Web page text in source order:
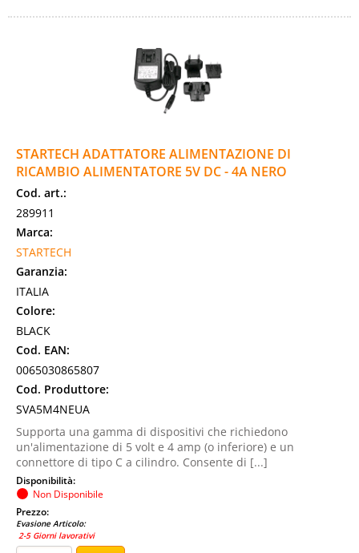
STARTECH ADATTATORE ALIMENTAZIONE DI
RICAMBIO ALIMENTATORE 5V DC - 4A NERO
Cod. art.:
289911
Marca:
STARTECH
Garanzia:
ITALIA
Colore:
BLACK
Cod. EAN:
0065030865807
Cod. Produttore:
SVA5M4NEUA
Supporta una gamma di dispositivi che richiedono
un'alimentazione di 5 volt e 4 amp (o inferiore) e un
connettore di tipo C a cilindro. Consente di [...]
Disponibilità:
Non Disponibile
Prezzo:
Evasione Articolo:
2-5 Giorni lavorativi